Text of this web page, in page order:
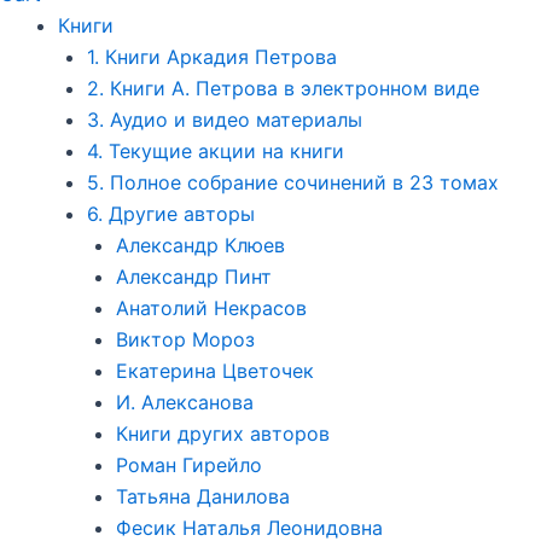
Книги
1. Книги Аркадия Петрова
2. Книги А. Петрова в электронном виде
3. Аудио и видео материалы
4. Текущие акции на книги
5. Полное собрание сочинений в 23 томах
6. Другие авторы
Александр Клюев
Александр Пинт
Анатолий Некрасов
Виктор Мороз
Екатерина Цветочек
И. Алексанова
Книги других авторов
Роман Гирейло
Татьяна Данилова
Фесик Наталья Леонидовна